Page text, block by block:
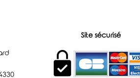
Site sécurisé